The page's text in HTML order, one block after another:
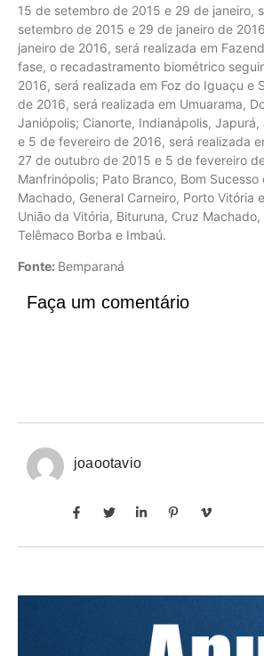
15 de setembro de 2015 e 29 de janeiro,
setembro de 2015 e 29 de janeiro de
janeiro de 2016, será realizada em
fase, o recadastramento biométrico
2016, será realizada em Foz do Iguaçu
de 2016, será realizada em Umuarama,
Janiópolis; Cianorte, Indianápolis,
e 5 de fevereiro de 2016, será realizada
27 de outubro de 2015 e 5 de fevereiro
Manfrinópolis; Pato Branco, Bom
Machado, General Carneiro, Porto
União da Vitória, Bituruna, Cruz
Telêmaco Borba e Imbaú.
Fonte: Bemparaná
Faça um comentário
joaootavio